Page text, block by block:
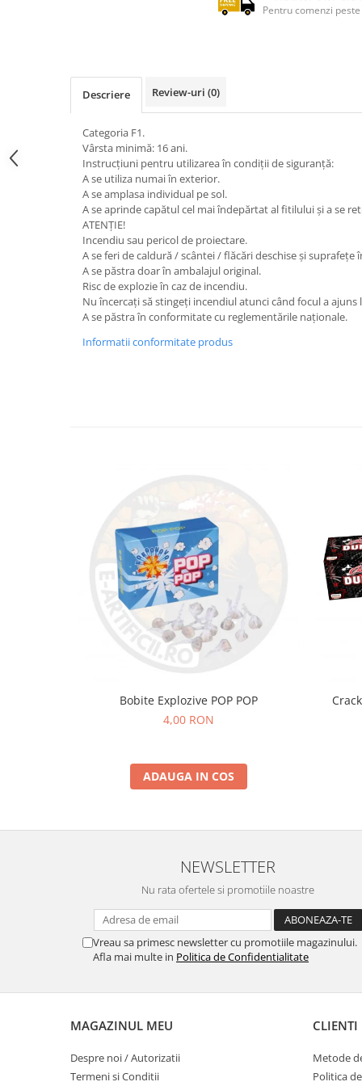
Pentru comenzi peste
Descriere Review-uri (0)
Categoria F1.
Vârsta minimă: 16 ani.
Instrucțiuni pentru utilizarea în condiții de siguranță:
A se utiliza numai în exterior.
A se amplasa individual pe sol.
A se aprinde capătul cel mai îndepărtat al fitilului și a se
ATENȚIE!
Incendiu sau pericol de proiectare.
A se feri de caldură / scântei / flăcări deschise și suprafețe
A se păstra doar în ambalajul original.
Risc de explozie în caz de incendiu.
Nu încercați să stingeți incendiul atunci când focul a ajuns
A se păstra în conformitate cu reglementările naționale.
Informatii conformitate produs
Bobite Explozive POP POP
4,00 RON
ADAUGA IN COS
NEWSLETTER
Nu rata ofertele si promotiile noastre
Vreau sa primesc newsletter cu promotiile magazinului.
Afla mai multe in Politica de Confidentialitate
MAGAZINUL MEU
Despre noi / Autorizatii
Termeni si Conditii
CLIENTI
Metode
Politica